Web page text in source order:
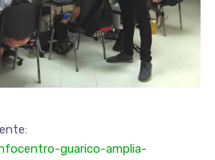
guarico-amplia-